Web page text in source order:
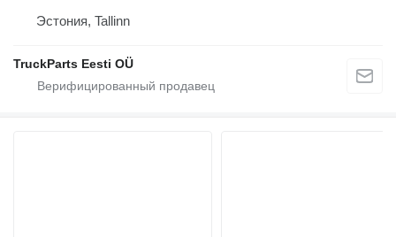
Эстония, Tallinn
TruckParts Eesti OÜ